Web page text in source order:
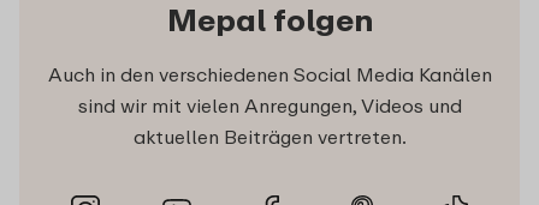
Mepal folgen
Auch in den verschiedenen Social Media Kanälen
sind wir mit vielen Anregungen, Videos und
aktuellen Beiträgen vertreten.